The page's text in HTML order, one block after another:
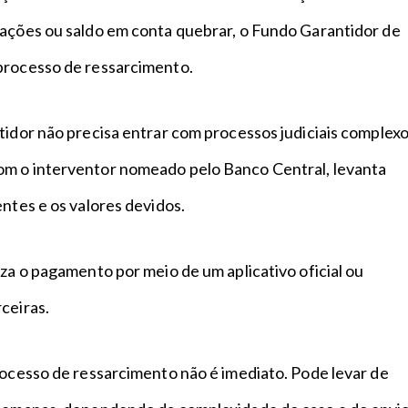
ou saldo em conta quebrar, o Fundo Garantidor de
de ressarcimento.
não precisa entrar com processos judiciais
o interventor nomeado pelo Banco Central, levanta
e os valores devidos.
o pagamento por meio de um aplicativo oficial ou
de ressarcimento não é imediato. Pode levar de